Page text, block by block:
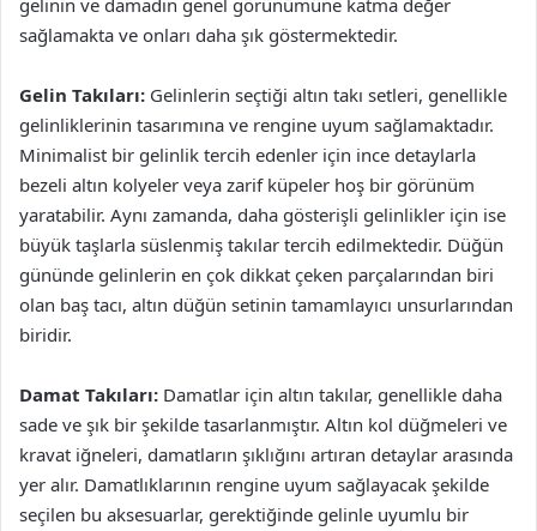
gelinin ve damadın genel görünümüne katma değer
sağlamakta ve onları daha şık göstermektedir.
Gelin Takıları: Gelinlerin seçtiği altın takı setleri, genellikle
gelinliklerinin tasarımına ve rengine uyum sağlamaktadır.
Minimalist bir gelinlik tercih edenler için ince detaylarla
bezeli altın kolyeler veya zarif küpeler hoş bir görünüm
yaratabilir. Aynı zamanda, daha gösterişli gelinlikler için ise
büyük taşlarla süslenmiş takılar tercih edilmektedir. Düğün
gününde gelinlerin en çok dikkat çeken parçalarından biri
olan baş tacı, altın düğün setinin tamamlayıcı unsurlarından
biridir.
Damat Takıları: Damatlar için altın takılar, genellikle daha
sade ve şık bir şekilde tasarlanmıştır. Altın kol düğmeleri ve
kravat iğneleri, damatların şıklığını artıran detaylar arasında
yer alır. Damatlıklarının rengine uyum sağlayacak şekilde
seçilen bu aksesuarlar, gerektiğinde gelinle uyumlu bir